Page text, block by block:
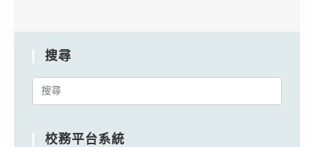
搜尋
Search
校務平台系統